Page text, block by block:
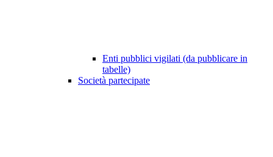
Enti pubblici vigilati (da pubblicare in
tabelle)
Società partecipate